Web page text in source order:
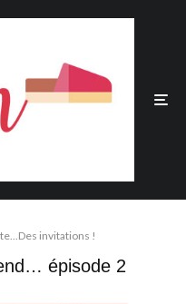
invitations !
épisode 2